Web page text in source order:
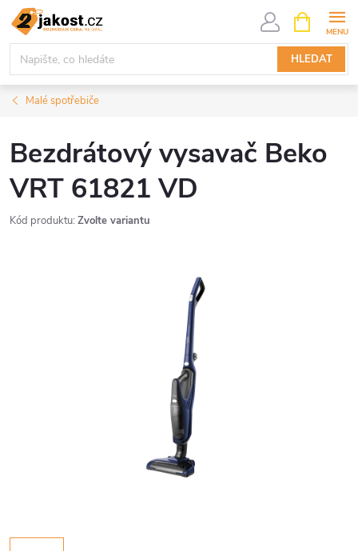
Přejít
obsah
HLEDAT
NÁKUPNÍ
KOŠÍK
Malé spotřebiče
Bezdrátový vysavač Beko
VRT 61821 VD
Kód produktu: Zvolte variantu